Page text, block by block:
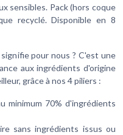
sensibles. Pack (hors coque
recyclé. Disponible en 8
pour nous ? C'est une
aux ingrédients d'origine
grâce à nos 4 piliers :
minimum 70% d'ingrédients
sans ingrédients issus ou